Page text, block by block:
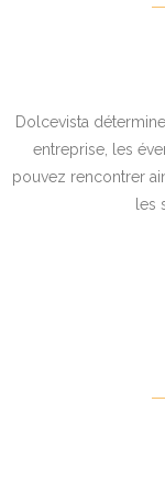
Dolcevista
entreprise, les
pouvez rencontrer
les